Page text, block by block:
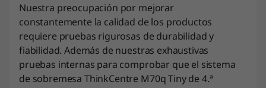
Nuestra preocupación por mejorar
constantemente la calidad de los productos
requiere pruebas rigurosas de durabilidad y
fiabilidad. Además de nuestras exhaustivas
pruebas internas para comprobar que el sistema
de sobremesa ThinkCentre M70q Tiny de 4.ª